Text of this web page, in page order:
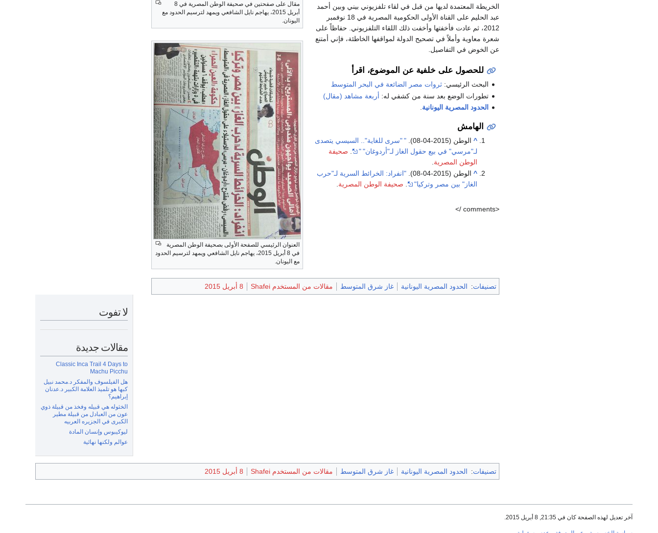
مقال على صفحتين في صحيفة الوطن المصرية في 8
أبريل 2015، يهاجم نايل الشافعي ويمهد لترسيم الحدود مع
اليونان.
العنوان الرئيسي للصفحة الأولى بصحيفة الوطن المصرية
في 8 أبريل 2015، يهاجم نايل الشافعي ويمهد لترسيم الحدود
مع اليونان.
الخريطة المعتمدة لديها من قبل في لقاء تلفزيوني بيني وبين أحمد
عبد الحليم على القناة الأولى الحكومية المصرية في 18 نوفمبر
2012، ثم عادت فأخفتها وأخفت ذلك اللقاء التلفزيوني. حفاظاً على
شعرة معاوية وأملاً في تصحيح الدولة لمواقفها الخاطئة، فإني أمتنع
عن الخوض في التفاصيل.
للحصول على خلفية عن الموضوع، اقرأ
البحث الرئيسي:ثروات مصر الضائعة في البحر المتوسط
تطورات الوضع بعد سنة من كشفي له: أربعة مشاهد (مقال)
الحدود المصرية اليونانية
الهامش
^ الوطن (2015-04-08). " "سرى للغاية".. السيسي يتصدى
لـ"مرسي" في بيع حقول الغاز لـ"أردوغان" "
صحيفة
الوطن المصرية
^ الوطن (2015-04-08).
"انفراد: الخرائط السرية لـ"حرب
الغاز" بين مصر وتركيا"
صحيفة الوطن المصرية
<comments />
تصنيفات: الحدود المصرية اليونانية غاز شرق المتوسط مقالات من المستخدم Shafei 8 أبريل 2015
لا تفوت
مقالات جديدة
Classic Inca Trail 4 Days to
Machu Picchu
هل الفيلسوف والمفكر د.محمد نبيل
كبها هو تلميذ العلامة الكبير د.عدنان
إبراهيم؟
الخثوله هي قبيله وفخذ من قبيلة ذوي
عون من العبادل من قبيلة مطير
الكبرى في الجزيره العربيه
ليوكيبوس وإنسان المادة
عوالم ولكنها نهائية
تصنيفات: الحدود المصرية اليونانية غاز شرق المتوسط مقالات من المستخدم Shafei 8 أبريل 2015
آخر تعديل لهذه الصفحة كان في 21:35, 8 أبريل 2015.